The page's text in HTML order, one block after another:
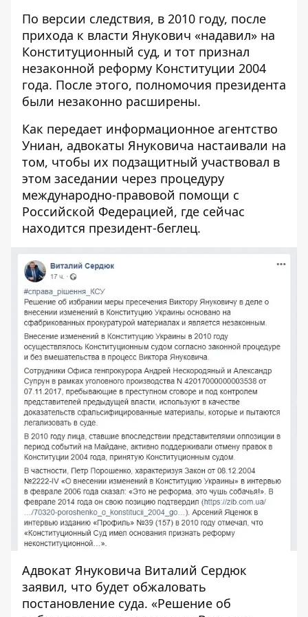
По версии следствия, в 2010 году, после
прихода к власти Янукович «надавил» на
Конституционный суд, и тот признал
незаконной реформу Конституции 2004
года. После этого, полномочия президента
были незаконно расширены.
Как передает информационное агентство
Униан, адвокаты Януковича настаивали на
том, чтобы их подзащитный участвовал в
этом заседании через процедуру
международно-правовой помощи с
Российской Федерацией, где сейчас
находится президент-беглец.
Адвокат Януковича Виталий Сердюк
заявил, что будет обжаловать
постановление суда. «Решение об